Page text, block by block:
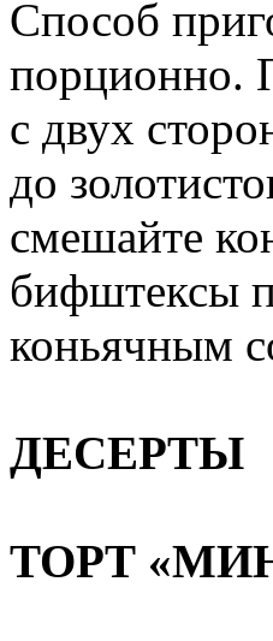
Способ
порционно.
с двух
до
смешайте
бифштексы
коньячным
ДЕСЕРТЫ
ТОРТ